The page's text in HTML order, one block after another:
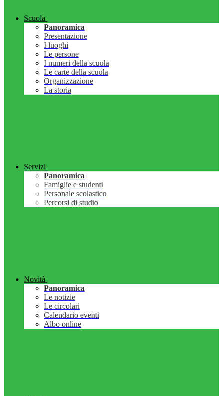
Scuola
Panoramica
Presentazione
I luoghi
Le persone
I numeri della scuola
Le carte della scuola
Organizzazione
La storia
Servizi
Panoramica
Famiglie e studenti
Personale scolastico
Percorsi di studio
Novità
Panoramica
Le notizie
Le circolari
Calendario eventi
Albo online